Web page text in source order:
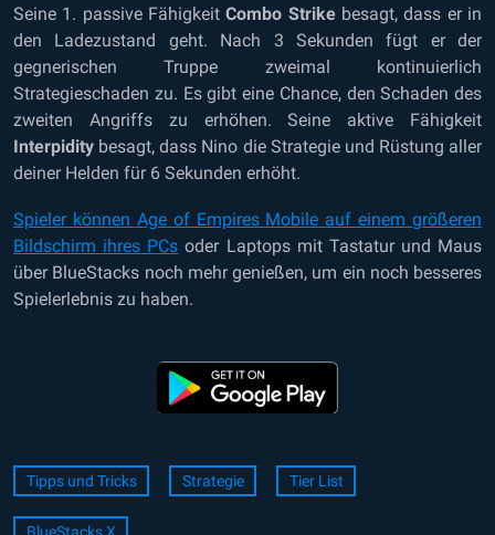
Seine 1. passive FähigkeitCombo Strike besagt, dass er in
den Ladezustand geht. Nach 3 Sekunden fügt er der
gegnerischen Truppe zweimal kontinuierlich
Strategieschaden zu. Es gibt eine Chance, den Schaden des
zweiten Angriffs zu erhöhen. Seine aktive Fähigkeit
Interpidity besagt, dass Nino die Strategie und Rüstung aller
deiner Helden für 6 Sekunden erhöht.
Spieler können Age of Empires Mobile auf einem größeren
Bildschirm ihres PCs oder Laptopsmit Tastatur und Maus
über BlueStacks noch mehr genießen, um ein noch besseres
Spielerlebnis zu haben.
Tipps und Tricks Strategie Tier List